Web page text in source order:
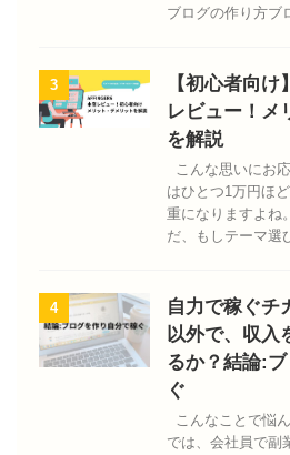
ブログの作り方ブ
3
【初心者向
レビュー！メ
を解説
こんな思いにお
はひとつ1万円ほ
重になりますよ
だ、もしテーマ選
4
自力で稼ぐチ
以外で、収入
るか？結論:
ぐ
こんなことで悩
では、会社員で副